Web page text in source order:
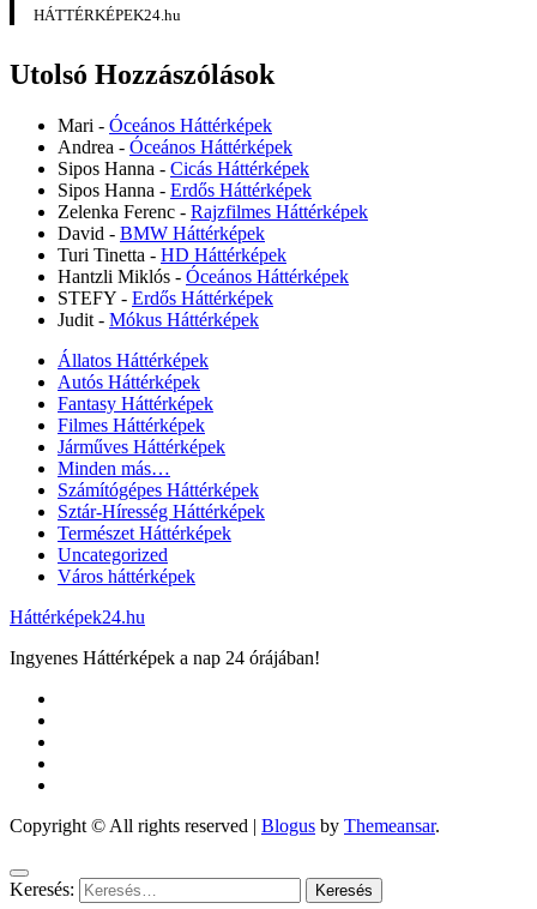
HÁTTÉRKÉPEK24.hu
Utolsó Hozzászólások
Mari - Óceános Háttérképek
Andrea - Óceános Háttérképek
Sipos Hanna - Cicás Háttérképek
Sipos Hanna - Erdős Háttérképek
Zelenka Ferenc - Rajzfilmes Háttérképek
David - BMW Háttérképek
Turi Tinetta - HD Háttérképek
Hantzli Miklós - Óceános Háttérképek
STEFY - Erdős Háttérképek
Judit - Mókus Háttérképek
Állatos Háttérképek
Autós Háttérképek
Fantasy Háttérképek
Filmes Háttérképek
Járműves Háttérképek
Minden más…
Számítógépes Háttérképek
Sztár-Híresség Háttérképek
Természet Háttérképek
Uncategorized
Város háttérképek
Háttérképek24.hu
Ingyenes Háttérképek a nap 24 órájában!
Copyright © All rights reserved | Blogus by Themeansar.
Keresés: